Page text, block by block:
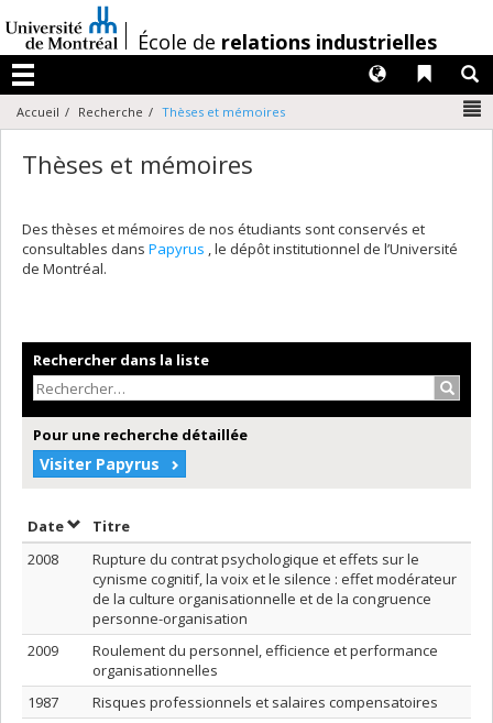
au
contenu
/École de relations industrielles
Menu
Liens
Langues
Accueil Recherche Thèses et mémoires
Thèses et mémoires
Des thèses et mémoires de nos étudiants sont conservés et
consultables dans Papyrus , le dépôt institutionnel de l’Université
de Montréal.
Rechercher dans la liste
Pour une recherche détaillée
Visiter Papyrus
DateTrier par date en ordre décroissant
Titre
2008
Rupture du contrat psychologique et effets sur le
cynisme cognitif, la voix et le silence : effet modérateur
de la culture organisationnelle et de la congruence
personne-organisation
2009
Roulement du personnel, efficience et performance
organisationnelles
1987
Risques professionnels et salaires compensatoires